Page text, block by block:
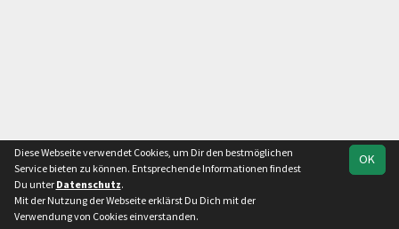
OK
Diese Webseite verwendet Cookies, um Dir den bestmöglichen
Service bieten zu können. Entsprechende Informationen findest
Du unter Datenschutz.
Mit der Nutzung der Webseite erklärst Du Dich mit der
Verwendung von Cookies einverstanden.